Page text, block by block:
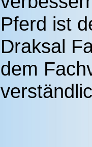
Pferd ist
Draksal
dem